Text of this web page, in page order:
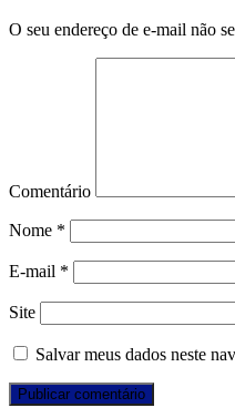
O seu endereço de e-mail não
Comentário
Nome *
E-mail *
Site
Salvar meus dados neste